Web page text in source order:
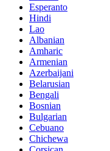
Esperanto
Hindi
Lao
Albanian
Amharic
Armenian
Azerbaijani
Belarusian
Bengali
Bosnian
Bulgarian
Cebuano
Chichewa